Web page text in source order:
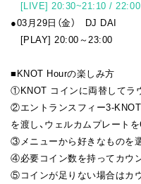
[LIVE] 20:30~21:10 / 22:00
●03月29日（金） DJ DAI
[PLAY] 20:00～23:00
■KNOT Hourの楽しみ方
①KNOT コインに両替してラ
②エントランスフィー3-
を渡し、ウェルカムプレート
③メニューから好きなものを
④必要コイン数を持ってカウ
⑤コインが足りない場合はカ